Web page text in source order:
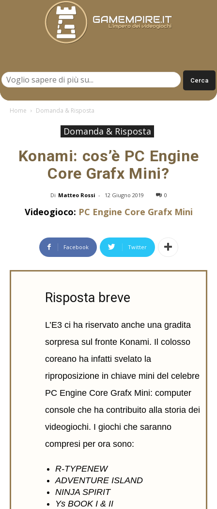
Home Domanda & Risposta
Domanda & Risposta
Konami: cos’è PC Engine
Core Grafx Mini?
Di Matteo Rossi - 12 Giugno 2019 0
Videogioco: PC Engine Core Grafx Mini
Facebook Twitter
Risposta breve
L’E3 ci ha riservato anche una gradita
sorpresa sul fronte Konami. Il colosso
coreano ha infatti svelato la
riproposizione in chiave mini del celebre
PC Engine Core Grafx Mini: computer
console che ha contribuito alla storia dei
videogiochi. I giochi che saranno
compresi per ora sono:
R-TYPENEW
ADVENTURE ISLAND
NINJA SPIRIT
Ys BOOK I & II